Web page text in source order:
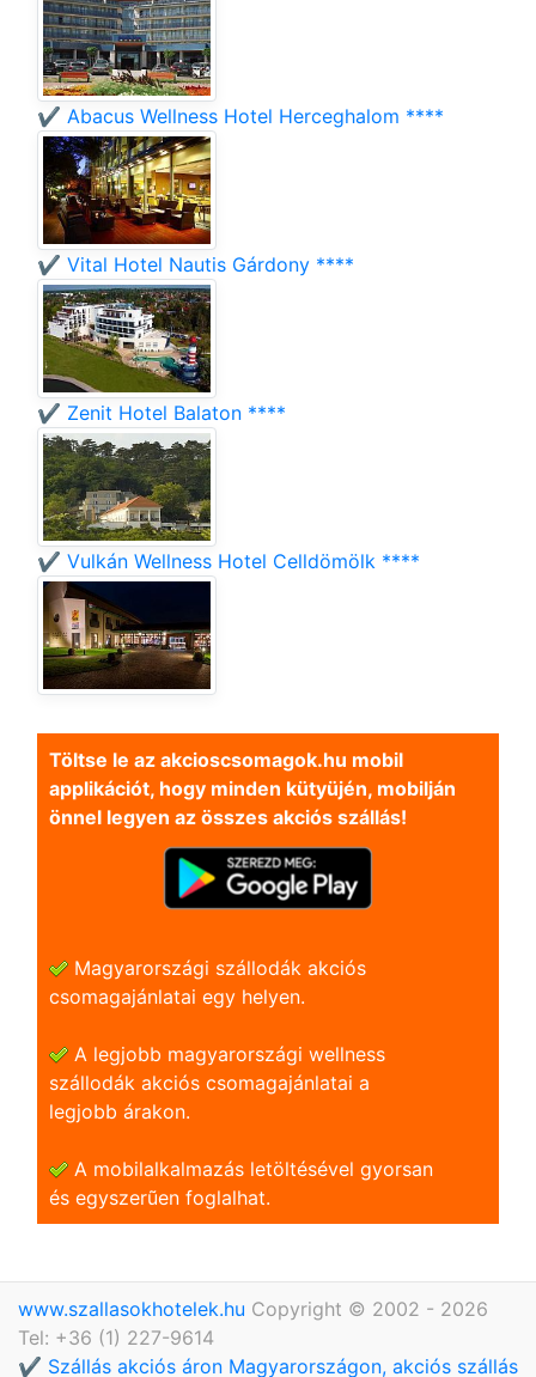
✔️ Abacus Wellness Hotel Herceghalom ****
✔️ Vital Hotel Nautis Gárdony ****
✔️ Zenit Hotel Balaton ****
✔️ Vulkán Wellness Hotel Celldömölk ****
Töltse le az akcioscsomagok.hu mobil
applikációt, hogy minden kütyüjén, mobilján
önnel legyen az összes akciós szállás!
Magyarországi szállodák akciós
csomagajánlatai egy helyen.
A legjobb magyarországi wellness
szállodák akciós csomagajánlatai a
legjobb árakon.
A mobilalkalmazás letöltésével gyorsan
és egyszerũen foglalhat.
www.szallasokhotelek.hu Copyright © 2002 - 2026
Tel: +36 (1) 227-9614
✔️ Szállás akciós áron Magyarországon, akciós szállás